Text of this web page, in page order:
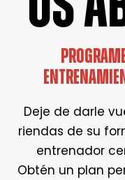
Deje de darle
riendas de su
entrenador
Obtén un plan